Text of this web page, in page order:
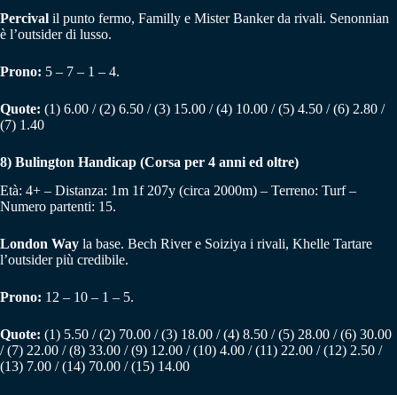
Percival il punto fermo, Familly e Mister Banker da rivali. Senonnian
è l’outsider di lusso.
Prono: 5 – 7 – 1 – 4.
Quote: (1) 6.00 / (2) 6.50 / (3) 15.00 / (4) 10.00 / (5) 4.50 / (6) 2.80 /
(7) 1.40
8) Bulington Handicap (Corsa per 4 anni ed oltre)
Età: 4+ – Distanza: 1m 1f 207y (circa 2000m) – Terreno: Turf –
Numero partenti: 15.
London Way la base. Bech River e Soiziya i rivali, Khelle Tartare
l’outsider più credibile.
Prono: 12 – 10 – 1 – 5.
Quote: (1) 5.50 / (2) 70.00 / (3) 18.00 / (4) 8.50 / (5) 28.00 / (6) 30.00
/ (7) 22.00 / (8) 33.00 / (9) 12.00 / (10) 4.00 / (11) 22.00 / (12) 2.50 /
(13) 7.00 / (14) 70.00 / (15) 14.00